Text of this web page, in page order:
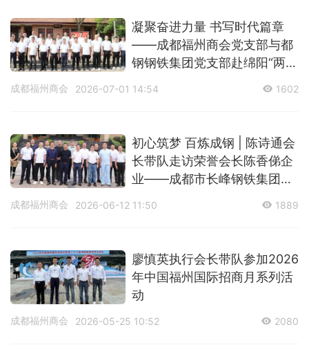
凝聚奋进力量 书写时代篇章
——成都福州商会党支部与都
钢钢铁集团党支部赴绵阳“两弹
成都福州商会 2026-07-01 14:54 1602
初心筑梦 百炼成钢 | 陈诗通会
长带队走访荣誉会长陈香俤企
业——成都市长峰钢铁集团有
成都福州商会 2026-06-12 11:50 1889
廖慎英执行会长带队参加2026
年中国福州国际招商月系列活
动
成都福州商会 2026-05-25 10:52 2080